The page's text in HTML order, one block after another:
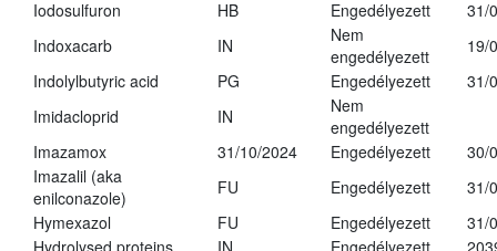
Iodosulfuron
HB Engedélyezett
31/
Indoxacarb
IN
Nem
engedélyezett
19/
Indolylbutyric acid
PG Engedélyezett
31/
Imidacloprid
IN
Nem
engedélyezett
Imazamox
31/10/2024 Engedélyezett
30/
Imazalil (aka
enilconazole)
FU Engedélyezett
31/
Hymexazol
FU Engedélyezett
31/